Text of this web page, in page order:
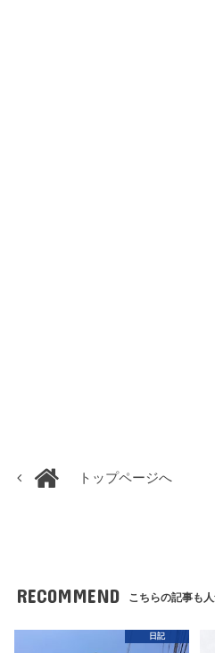
トップページへ
RECOMMEND こちらの記事も人
日記